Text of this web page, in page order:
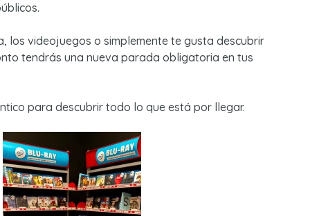
los videojuegos o simplemente te gusta descubrir
tendrás una nueva parada obligatoria en tus
para descubrir todo lo que está por llegar.